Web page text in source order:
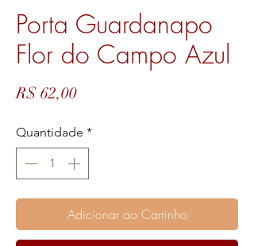
Porta Guardanapo
Flor do Campo Azul
R$ 62,00Preço
Quantidade *
Adicionar ao Carrinho